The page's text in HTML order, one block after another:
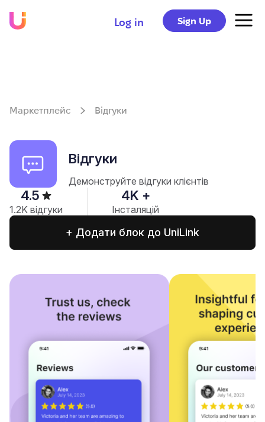
Log in Sign Up
Маркетплейс Відгуки
Відгуки
Демонструйте відгуки клієнтів
4.5
1.2K відгуки
4K +
Інсталяцій
+ Додати блок до UniLink